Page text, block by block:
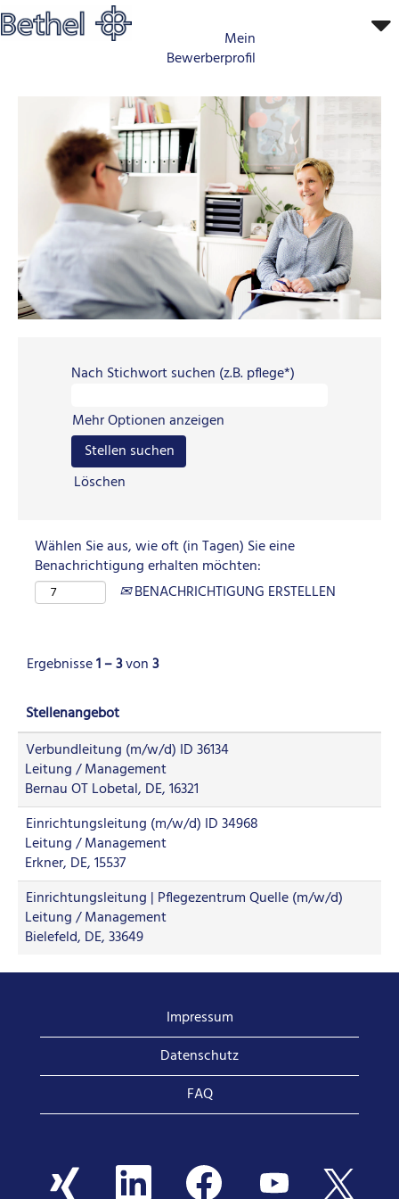
Mein
Bewerberprofil
0000_Leitung-
Management
Nach Stichwort suchen (z.B. pflege*)
Mehr Optionen anzeigen
Löschen
Wählen Sie aus, wie oft (in Tagen) Sie eine
Benachrichtigung erhalten möchten:
BENACHRICHTIGUNG ERSTELLEN
Ergebnisse1 – 3von3
Stellenangebot
Verbundleitung (m/w/d) ID 36134
Leitung / Management
Bernau OT Lobetal, DE, 16321
Einrichtungsleitung (m/w/d) ID 34968
Leitung / Management
Erkner, DE, 15537
Einrichtungsleitung | Pflegezentrum Quelle (m/w/d)
Leitung / Management
Bielefeld, DE, 33649
Impressum
Datenschutz
FAQ
W W W W